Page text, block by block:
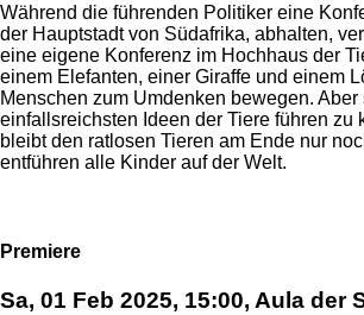
Während die führenden Politiker eine
der Hauptstadt von Südafrika, abhalten,
eine eigene Konferenz im Hochhaus der
einem Elefanten, einer Giraffe und einem
Menschen zum Umdenken bewegen. Aber
einfallsreichsten Ideen der Tiere führen zu
bleibt den ratlosen Tieren am Ende nur
entführen alle Kinder auf der Welt.
Premiere
Sa, 01 Feb 2025, 15:00, Aula der